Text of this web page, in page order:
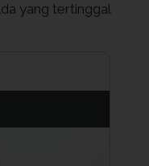
yang tertinggal